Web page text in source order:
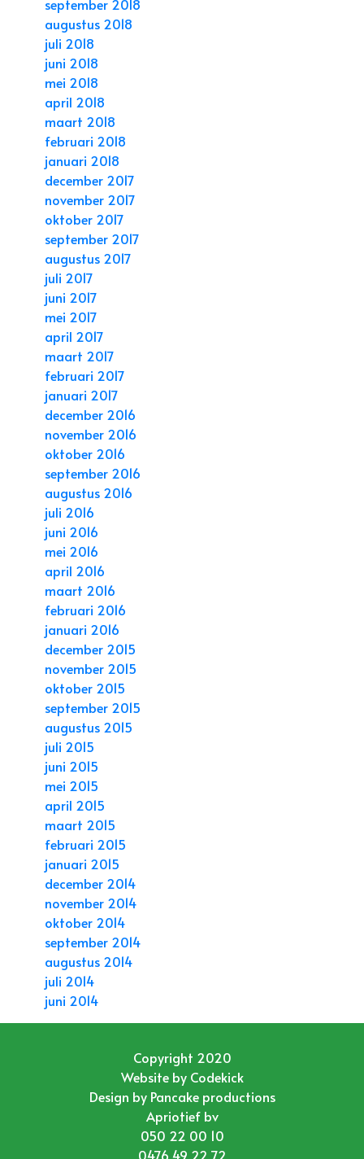
september 2018
augustus 2018
juli 2018
juni 2018
mei 2018
april 2018
maart 2018
februari 2018
januari 2018
december 2017
november 2017
oktober 2017
september 2017
augustus 2017
juli 2017
juni 2017
mei 2017
april 2017
maart 2017
februari 2017
januari 2017
december 2016
november 2016
oktober 2016
september 2016
augustus 2016
juli 2016
juni 2016
mei 2016
april 2016
maart 2016
februari 2016
januari 2016
december 2015
november 2015
oktober 2015
september 2015
augustus 2015
juli 2015
juni 2015
mei 2015
april 2015
maart 2015
februari 2015
januari 2015
december 2014
november 2014
oktober 2014
september 2014
augustus 2014
juli 2014
juni 2014
Copyright 2020
Website by Codekick
Design by Pancake productions
Apriotief bv
050 22 00 10
0476 49 22 72